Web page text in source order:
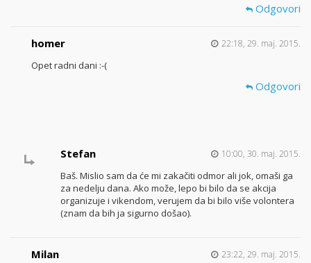
Odgovori
homer 22:18, 29. maj. 2015.
Opet radni dani :-(
Odgovori
Stefan 10:00, 30. maj. 2015.
Baš. Mislio sam da će mi zakačiti odmor ali jok, omaši ga
za nedelju dana. Ako može, lepo bi bilo da se akcija
organizuje i vikendom, verujem da bi bilo više volontera
(znam da bih ja sigurno došao).
Milan 23:22, 29. maj. 2015.